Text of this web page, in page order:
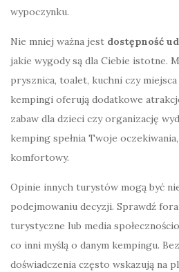
wypoczynku.
Nie mniej ważna jest dostępność
jakie wygody są dla Ciebie istotne.
prysznica, toalet, kuchni czy
kempingi oferują dodatkowe
zabaw dla dzieci czy organizację
kemping spełnia Twoje
komfortowy.
Opinie innych turystów mogą być
podejmowaniu decyzji. Sprawdź
turystyczne lub media
co inni myślą o danym kempingu.
doświadczenia często wskazują na